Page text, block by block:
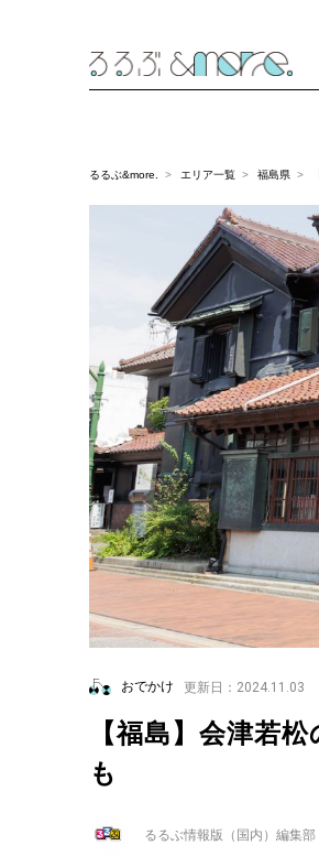
るるぶ&more. エリア一覧 福島県
おでかけ 更新日：2024.11.03
【福島】会津若
も
るるぶ情報版（国内）編集部